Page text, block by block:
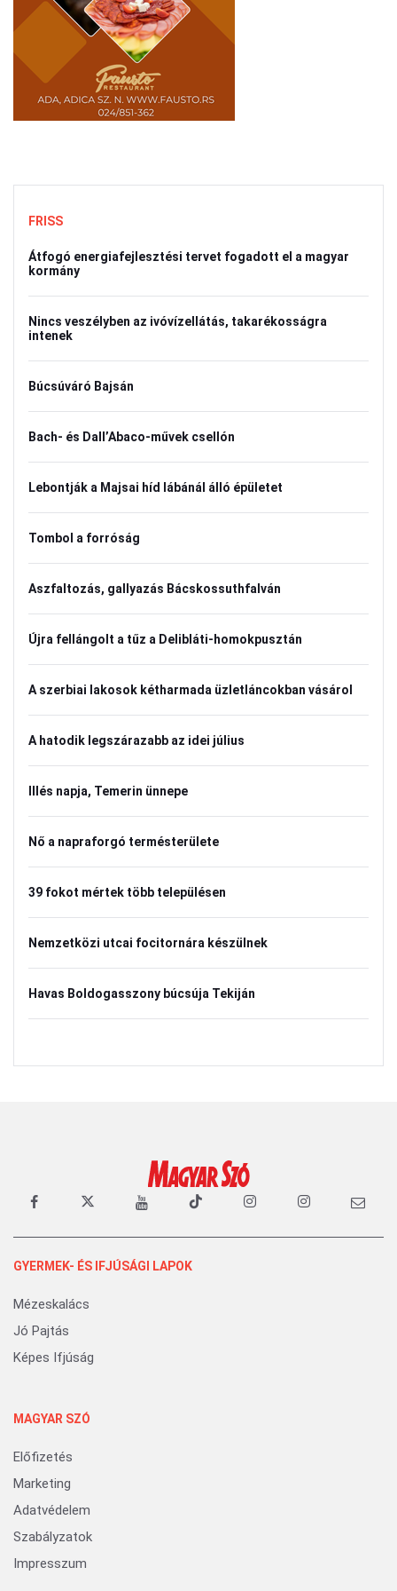
FRISS
Átfogó energiafejlesztési tervet fogadott el a magyar
kormány
Nincs veszélyben az ivóvízellátás, takarékosságra
intenek
Búcsúváró Bajsán
Bach- és Dall’Abaco-művek csellón
Lebontják a Majsai híd lábánál álló épületet
Tombol a forróság
Aszfaltozás, gallyazás Bácskossuthfalván
Újra fellángolt a tűz a Delibláti-homokpusztán
A szerbiai lakosok kétharmada üzletláncokban vásárol
A hatodik legszárazabb az idei július
Illés napja, Temerin ünnepe
Nő a napraforgó termésterülete
39 fokot mértek több településen
Nemzetközi utcai focitornára készülnek
Havas Boldogasszony búcsúja Tekiján
GYERMEK- ÉS IFJÚSÁGI LAPOK
Mézeskalács
Jó Pajtás
Képes Ifjúság
MAGYAR SZÓ
Előfizetés
Marketing
Adatvédelem
Szabályzatok
Impresszum